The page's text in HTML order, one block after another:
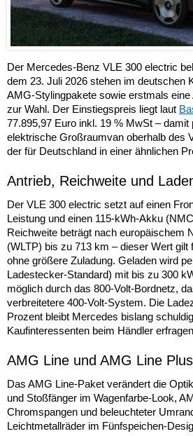
Der Mercedes-Benz VLE 300 electric
dem 23. Juli 2026 stehen im deutschen
AMG-Stylingpakete sowie erstmals
zur Wahl. Der Einstiegspreis liegt laut
77.895,97 Euro inkl. 19 % MwSt – damit
elektrische Großraumvan oberhalb des
der für Deutschland in einer ähnlichen
Antrieb, Reichweite und
Der VLE 300 electric setzt auf einen
Leistung und einen 115-kWh-Akku
Reichweite beträgt nach europäischem
(WLTP) bis zu 713 km – dieser Wert gilt
ohne größere Zuladung. Geladen wird
Ladestecker-Standard) mit bis zu 300
möglich durch das 800-Volt-Bordnetz,
verbreitetere 400-Volt-System. Die
Prozent bleibt Mercedes bislang
Kaufinteressenten beim Händler
AMG Line und AMG Line
Das AMG Line-Paket verändert die
und Stoßfänger im Wagenfarbe-Look,
Chromspangen und beleuchteter
Leichtmetallräder im Fünfspeichen-